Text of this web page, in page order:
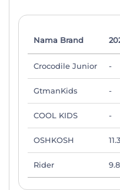
Nama Brand
Crocodile Junior -
GtmanKids -
COOL KIDS -
OSHKOSH
Rider